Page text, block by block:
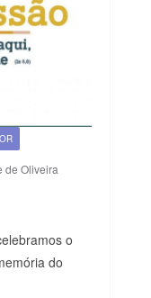
de Oliveira
o
do